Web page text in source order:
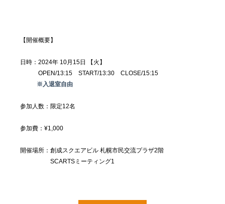
【開催概要】
日時：2024年 10月15日 【火】
OPEN/13:15　START/13:30　CLOSE/15:15
※入退室自由
参加人数：限定12名
参加費：¥1,000
開催場所：創成スクエアビル 札幌市民交流プラザ2階
SCARTSミーティング1